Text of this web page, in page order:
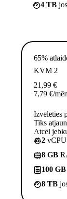
4 TB
65%
KVM 2
21,99 €
7,79 €/
Izvēlēties
Tiks
Atcel
2
8 GB
100 GB
8 TB